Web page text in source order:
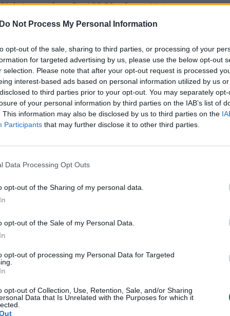
Do Not Process My Personal Information
opt-out of the sale, sharing to third parties, or processing of your
for targeted advertising by us, please use the below opt-out
selection. Please note that after your opt-out request is processed
interest-based ads based on personal information utilized by us
to third parties prior to your opt-out. You may separately
of your personal information by third parties on the IAB’s list of
This information may also be disclosed by us to third parties on the
Participants that may further disclose it to other third parties.
Data Processing Opt Outs
opt-out of the Sharing of my personal data.
opt-out of the Sale of my Personal Data.
opt-out of processing my Personal Data for Targeted
opt-out of Collection, Use, Retention, Sale, and/or Sharing
Data that Is Unrelated with the Purposes for which it
sekmadienį 08:30 val. per „Lietuvos
kaimas Patarimai
Visi įrašai
Karšta A. Kasparavičiaus ir Ž Pavilionio
pavojingą įprotį: tą daro daugiau nei pusė
Žinios Lietuvos diena
Visi įrašai